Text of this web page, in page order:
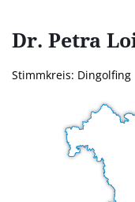
Dr. Petra
Stimmkreis: Dingolfing